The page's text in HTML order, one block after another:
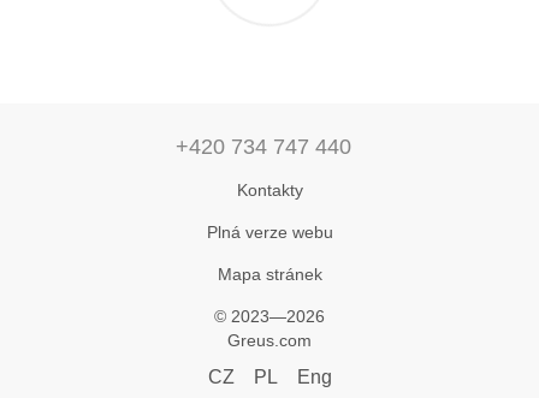
+420 734 747 440
Kontakty
Plná verze webu
Mapa stránek
© 2023—2026
Greus.com
CZ PL Eng